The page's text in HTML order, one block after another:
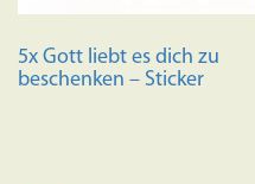
5x Gott liebt es dich zu
beschenken – Sticker